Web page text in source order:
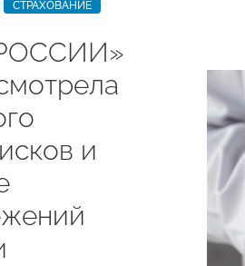
СТРАХОВАНИЕ
и